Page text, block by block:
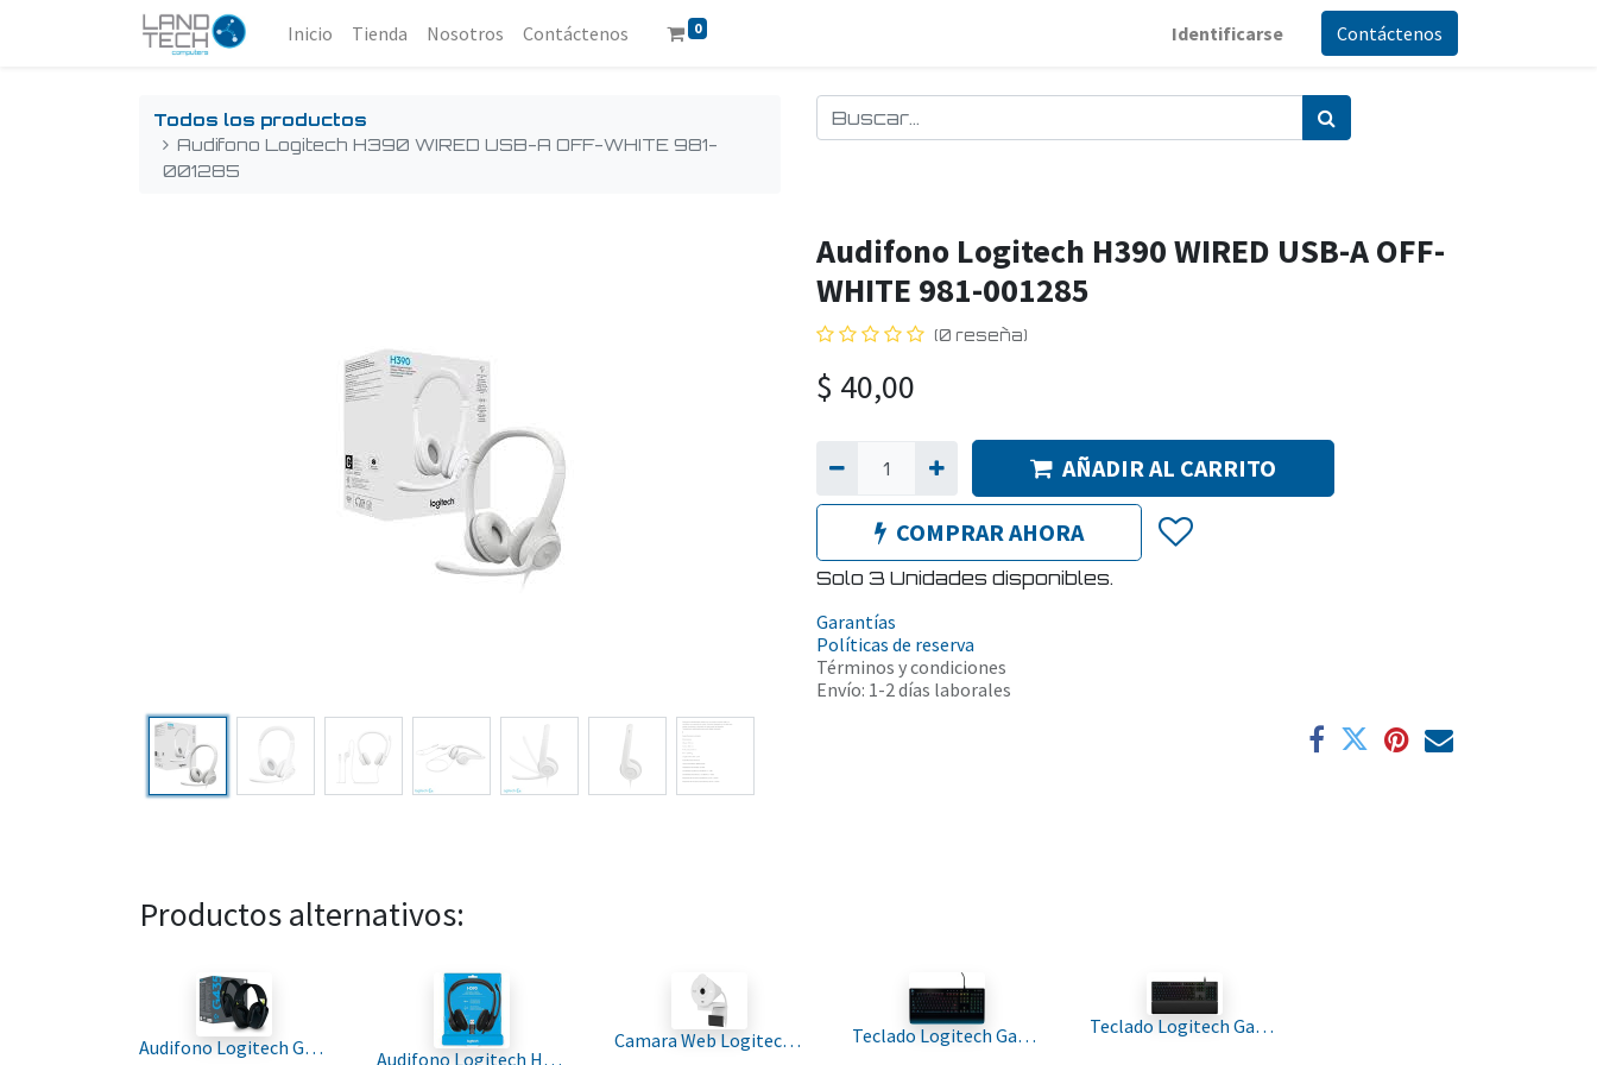
Inicio Tienda Nosotros Contáctenos 0 Identificarse Contáctenos
Todos los productos
Audifono Logitech H390 WIRED USB-A OFF-WHITE 981-
001285
Audifono Logitech H390 WIRED USB-A OFF-
WHITE 981-001285
(0 reseña)
$ 40,00
AÑADIR AL CARRITO
COMPRAR AHORA
Solo 3 Unidades disponibles.
Garantías
Políticas de reserva
Términos y condiciones
Envío: 1-2 días laborales
Productos alternativos:
Audifono Logitech G435 Gaming Wireless Y Bluetooth Stereo negro amarillo for Pc PS4-5 981-001049 Audifono Logitech H390 Negro WITH NOISE-CANCELING MICROPHONE
Camara Web Logitech Brio 300 FHD 1080 USB White 960-001440 Teclado Logitech Gaming G213 Prodigy RGB con iluminacion 920-008084 Teclado Logitech Gaming G513 Carbon Mecanico Version Black RGB GX-Brown Tactile 920-009322